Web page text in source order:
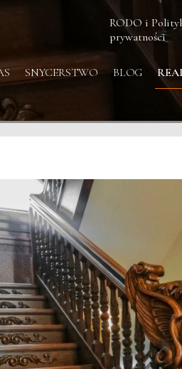
RODO i
prywatności
SNYCERSTWO BLOG